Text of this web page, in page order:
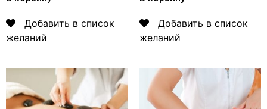
Добавить в список
желаний
Добавить в список
желаний